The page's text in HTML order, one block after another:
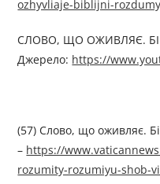
ozhyvliaje-biblijni-
СЛОВО, ЩО ОЖИВЛЯЄ.
Джерелo: https://
(57) Слово, що оживляє.
– https://
rozumity-rozumiyu-shob-